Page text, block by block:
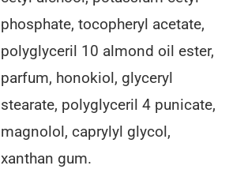
phosphate, tocopheryl acetate,
polyglyceril 10 almond oil ester,
parfum, honokiol, glyceryl
stearate, polyglyceril 4 punicate,
magnolol, caprylyl glycol,
xanthan gum.